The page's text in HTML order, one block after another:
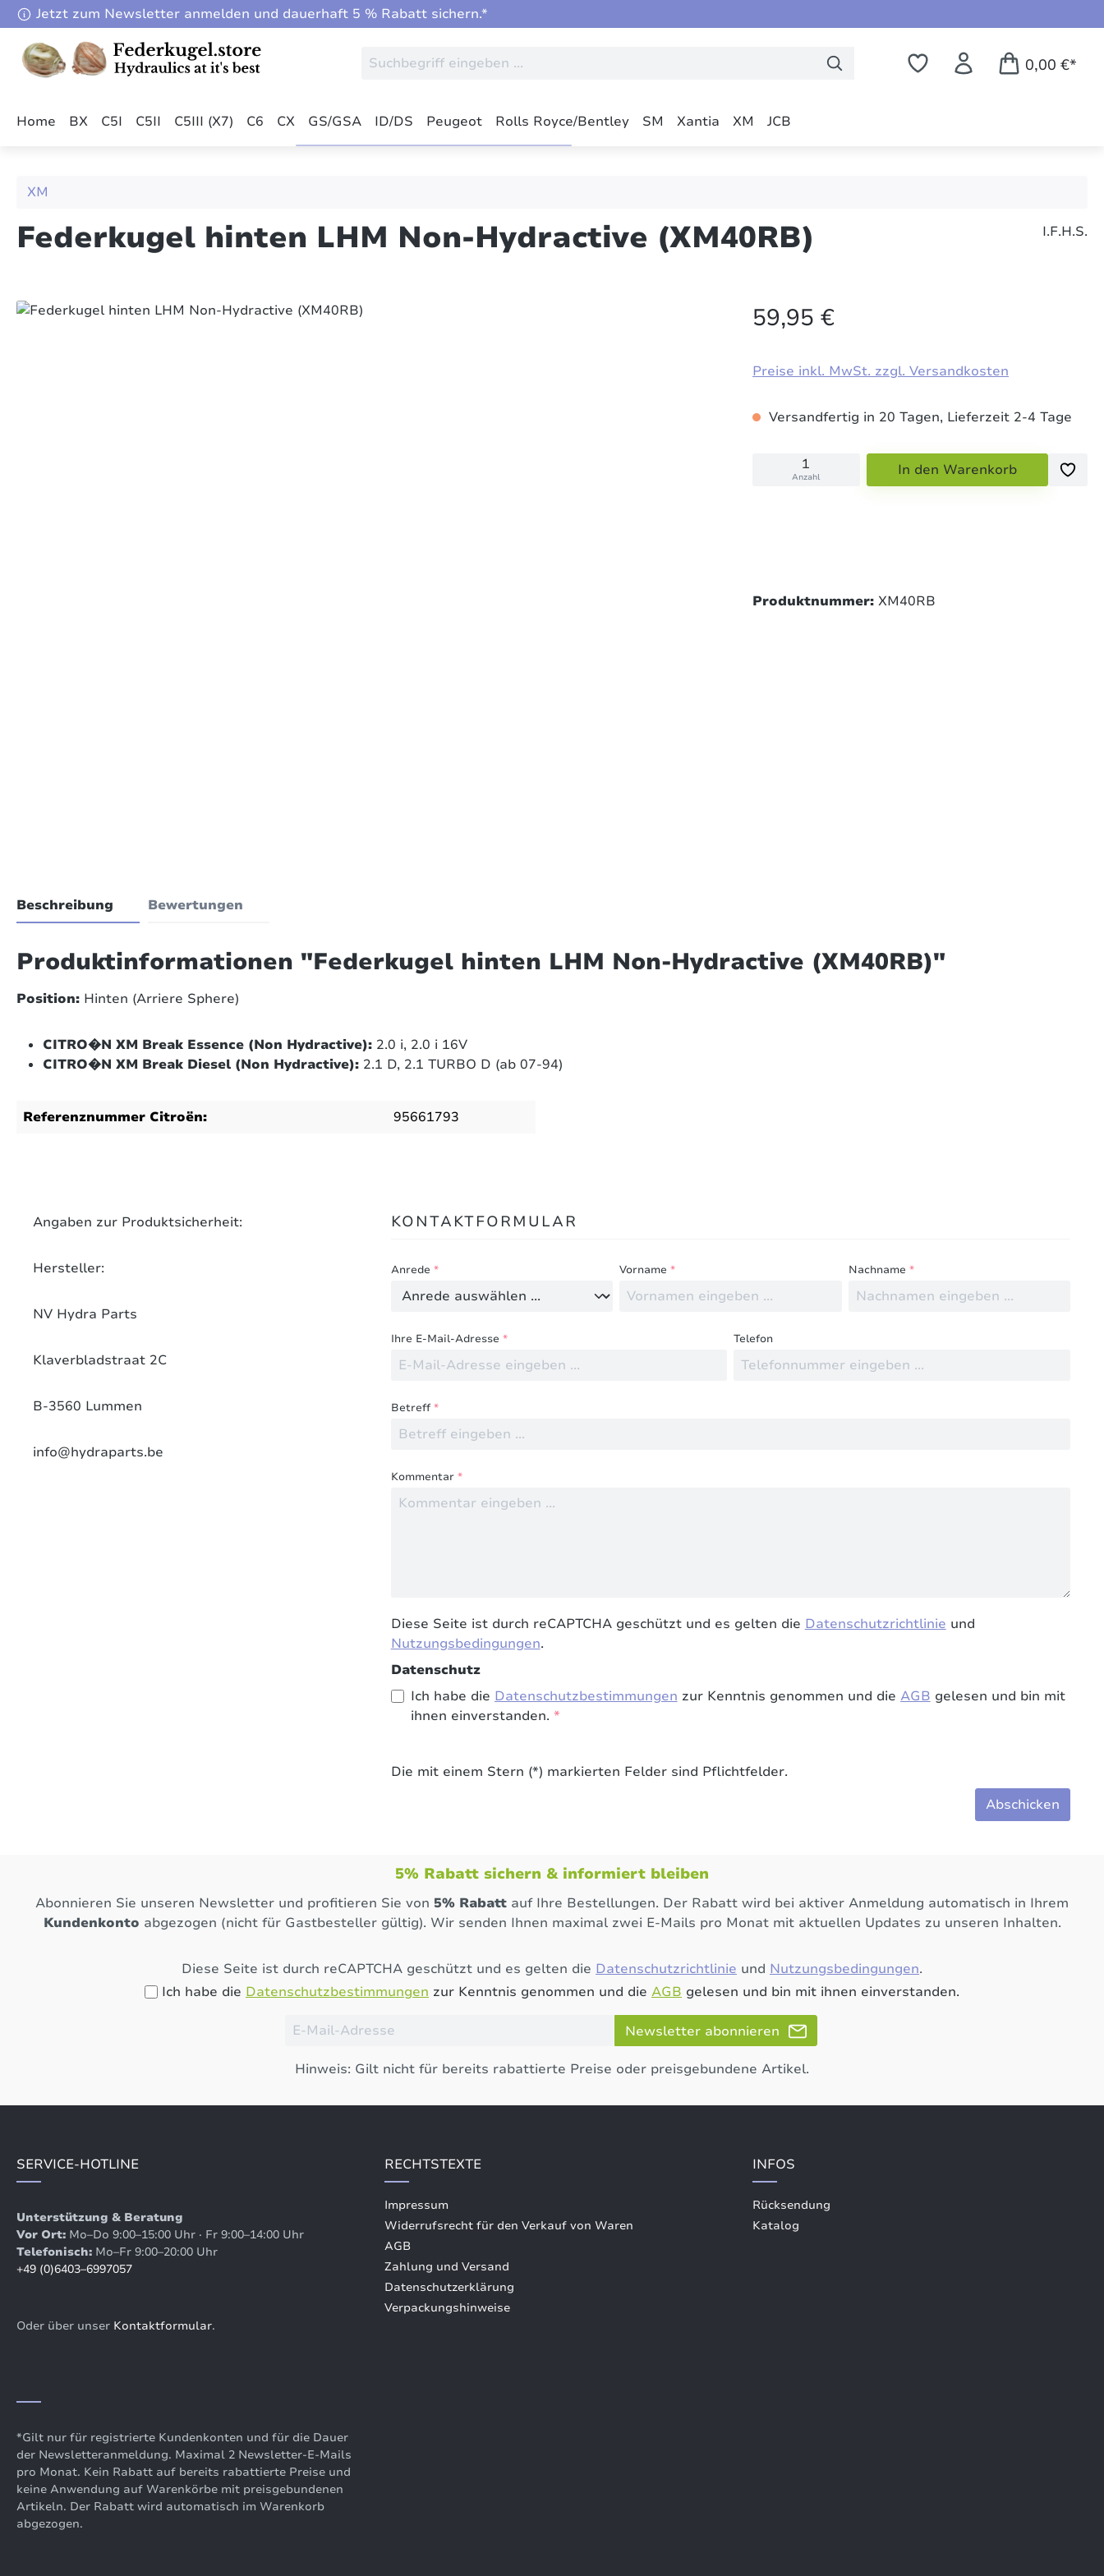
Hauptinhalt springen
Zur Suche springen
Zur Hauptnavigation springen
Jetzt zum Newsletter anmelden und dauerhaft 5 % Rabatt sichern.*
0,00 €*
Home BX C5I C5II C5III (X7) C6 CX GS/GSA ID/DS Peugeot Rolls Royce/Bentley SM Xantia XM JCB
XM
Federkugel hinten LHM Non-Hydractive (XM40RB) I.F.H.S.
Bildergalerie überspringen 59,95 €
Preise inkl. MwSt. zzgl. Versandkosten
Versandfertig in 20 Tagen, Lieferzeit 2-4 Tage
Anzahl In den Warenkorb
Produktnummer: XM40RB
Beschreibung Bewertungen
Produktinformationen "Federkugel hinten LHM Non-Hydractive (XM40RB)"
Position: Hinten (Arriere Sphere)
CITRO�N XM Break Essence (Non Hydractive): 2.0 i, 2.0 i 16V
CITRO�N XM Break Diesel (Non Hydractive): 2.1 D, 2.1 TURBO D (ab 07-94)
Referenznummer Citroën: 95661793
Keine Bewertungen gefunden. Teilen Sie Ihre Erfahrungen mit anderen.
Angaben zur Produktsicherheit:
Hersteller:
NV Hydra Parts
Klaverbladstraat 2C
B-3560 Lummen
info@hydraparts.be
KONTAKTFORMULAR
Anrede * Vorname* Nachname *
Ihre E-Mail-Adresse * Telefon
Betreff*
Kommentar *
Diese Seite ist durch reCAPTCHA geschützt und es gelten die Datenschutzrichtlinie und
Nutzungsbedingungen.
Datenschutz
Ich habe die Datenschutzbestimmungen zur Kenntnis genommen und die AGB gelesen und bin mit
ihnen einverstanden. *
Die mit einem Stern (*) markierten Felder sind Pflichtfelder.
Abschicken
5% Rabatt sichern & informiert bleiben
Abonnieren Sie unseren Newsletter und profitieren Sie von 5% Rabatt auf Ihre Bestellungen. Der Rabatt wird bei aktiver Anmeldung automatisch in Ihrem
Kundenkonto abgezogen (nicht für Gastbesteller gültig). Wir senden Ihnen maximal zwei E-Mails pro Monat mit aktuellen Updates zu unseren Inhalten.
Diese Seite ist durch reCAPTCHA geschützt und es gelten die Datenschutzrichtlinie und Nutzungsbedingungen.
Ich habe die Datenschutzbestimmungen zur Kenntnis genommen und die AGB gelesen und bin mit ihnen einverstanden.
Newsletter abonnieren
Hinweis: Gilt nicht für bereits rabattierte Preise oder preisgebundene Artikel.
SERVICE-HOTLINE
Unterstützung & Beratung
Vor Ort: Mo–Do 9:00–15:00 Uhr · Fr 9:00–14:00 Uhr
Telefonisch: Mo–Fr 9:00–20:00 Uhr
+49 (0)6403–6997057
Oder über unser Kontaktformular.
RECHTSTEXTE
Impressum
Widerrufsrecht für den Verkauf von Waren
AGB
Zahlung und Versand
Datenschutzerklärung
Verpackungshinweise
INFOS
Rücksendung
Katalog
*Gilt nur für registrierte Kundenkonten und für die Dauer
der Newsletteranmeldung. Maximal 2 Newsletter-E-Mails
pro Monat. Kein Rabatt auf bereits rabattierte Preise und
keine Anwendung auf Warenkörbe mit preisgebundenen
Artikeln. Der Rabatt wird automatisch im Warenkorb
abgezogen.